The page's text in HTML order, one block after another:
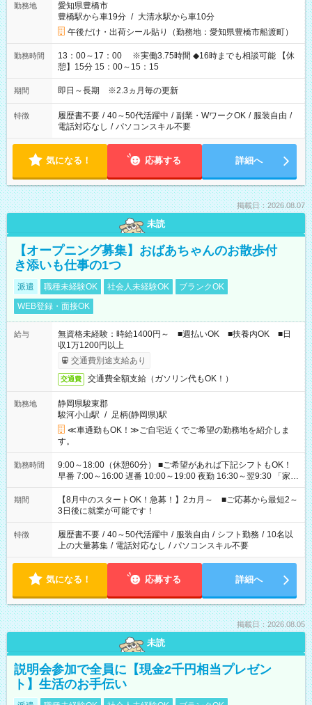
勤務地
愛知県豊橋市
豊橋駅から車19分 / 大清水駅から車10分
午後だけ・出荷シール貼り（勤務地：愛知県豊橋市船渡町）
勤務時間
13：00～17：00 ※実働3.75時間 ◆16時までも相談可能 【休
憩】15分 15：00～15：15
期間 即日～長期 ※2.3ヵ月毎の更新
特徴 履歴書不要 / 40～50代活躍中 / 副業・WワークOK / 服装自由 /
電話対応なし / パソコンスキル不要
気になる！ 応募する 詳細へ
掲載日：2026.08.07
未読
【オープニング募集】おばあちゃんのお散歩付
き添いも仕事の1つ
派遣 職種未経験OK 社会人未経験OK
ブランクOK
WEB登録・面接OK
給与
無資格未経験：時給1400円～ ■週払いOK ■扶養内OK ■日
収1万1200円以上
交通費別途支給あり
交通費 交通費全額支給（ガソリン代もOK！）
勤務地
静岡県駿東郡
駿河小山駅 / 足柄(静岡県)駅
≪車通勤もOK！≫ご自宅近くでご希望の勤務地を紹介しま
す。
勤務時間
9:00～18:00（休憩60分） ■ご希望があれば下記シフトもOK！
早番 7:00～16:00 遅番 10:00～19:00 夜勤 16:30～翌9:30 「家族
と休みを合わせたい」 「余裕を持って夕飯の準備がしたい」
「できれば残業はしたくない」 など、ご希望を教えてください
ね。 ※Wワーク希望の方へ 今ご覧のお仕事で希望する勤務時間
と、もう1つのお仕事の勤務時間。 合計で週40時間を超える場
合は応募できません。
期間
【8月中のスタートOK！急募！】2カ月～ ■ご応募から最短2～
3日後に就業が可能です！
特徴 履歴書不要 / 40～50代活躍中 / 服装自由 / シフト勤務 / 10名以
上の大量募集 / 電話対応なし / パソコンスキル不要
気になる！ 応募する 詳細へ
掲載日：2026.08.05
未読
説明会参加で全員に【現金2千円相当プレゼン
ト】生活のお手伝い